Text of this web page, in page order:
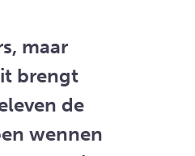
maar
brengt
de
wennen